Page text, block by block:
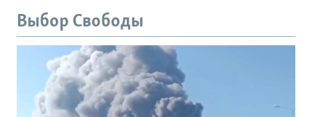
Выбор Свободы